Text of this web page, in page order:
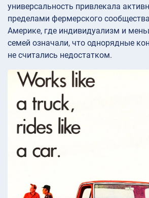
универсальность привлекала
пределами фермерского
Америке, где индивидуализм и
семей означали, что однорядные
не считались недостатком.